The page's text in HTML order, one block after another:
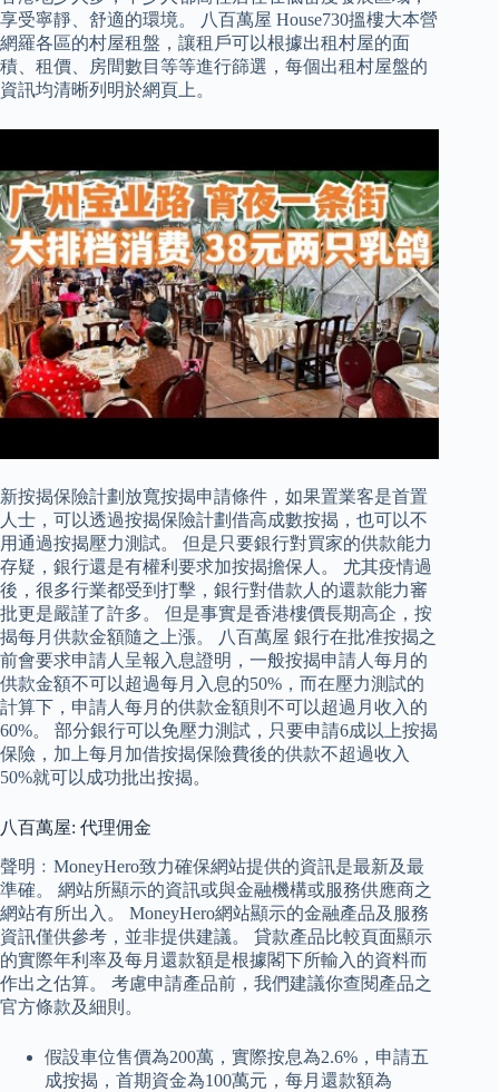
享受寧靜、舒適的環境。 八百萬屋 House730搵樓大本營
網羅各區的村屋租盤，讓租戶可以根據出租村屋的面
積、租價、房間數目等等進行篩選，每個出租村屋盤的
資訊均清晰列明於網頁上。
新按揭保險計劃放寬按揭申請條件，如果置業客是首置
人士，可以透過按揭保險計劃借高成數按揭，也可以不
用通過按揭壓力測試。 但是只要銀行對買家的供款能力
存疑，銀行還是有權利要求加按揭擔保人。 尤其疫情過
後，很多行業都受到打擊，銀行對借款人的還款能力審
批更是嚴謹了許多。 但是事實是香港樓價長期高企，按
揭每月供款金額隨之上漲。 八百萬屋 銀行在批准按揭之
前會要求申請人呈報入息證明，一般按揭申請人每月的
供款金額不可以超過每月入息的50%，而在壓力測試的
計算下，申請人每月的供款金額則不可以超過月收入的
60%。 部分銀行可以免壓力測試，只要申請6成以上按揭
保險，加上每月加借按揭保險費後的供款不超過收入
50%就可以成功批出按揭。
八百萬屋: 代理佣金
聲明﹕MoneyHero致力確保網站提供的資訊是最新及最
準確。 網站所顯示的資訊或與金融機構或服務供應商之
網站有所出入。 MoneyHero網站顯示的金融產品及服務
資訊僅供參考，並非提供建議。 貸款產品比較頁面顯示
的實際年利率及每月還款額是根據閣下所輸入的資料而
作出之估算。 考慮申請產品前，我們建議你查閱產品之
官方條款及細則。
假設車位售價為200萬，實際按息為2.6%，申請五
成按揭，首期資金為100萬元，每月還款額為